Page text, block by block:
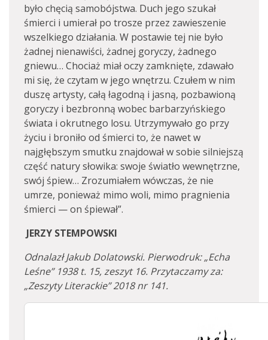
było chęcią samobójstwa. Duch jego szukał
śmierci i umierał po trosze przez zawieszenie
wszelkiego działania. W postawie tej nie było
żadnej nienawiści, żadnej goryczy, żadnego
gniewu… Chociaż miał oczy zamknięte, zdawało
mi się, że czytam w jego wnętrzu. Czułem w nim
duszę artysty, całą łagodną i jasną, pozbawioną
goryczy i bezbronną wobec barbarzyńskiego
świata i okrutnego losu. Utrzymywało go przy
życiu i broniło od śmierci to, że nawet w
najgłębszym smutku znajdował w sobie silniejszą
część natury słowika: swoje światło wewnętrzne,
swój śpiew… Zrozumiałem wówczas, że nie
umrze, ponieważ mimo woli, mimo pragnienia
śmierci — on śpiewał”.
JERZY STEMPOWSKI
Odnalazł Jakub Dolatowski. Pierwodruk: „Echa
Leśne” 1938 t. 15, zeszyt 16. Przytaczamy za:
„Zeszyty Literackie” 2018 nr 141.